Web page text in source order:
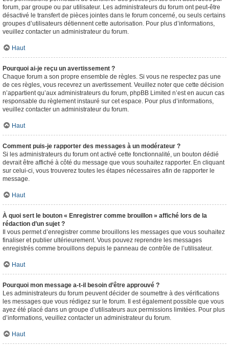
forum, par groupe ou par utilisateur. Les administrateurs du forum ont peut-être
désactivé le transfert de pièces jointes dans le forum concerné, ou seuls certains
groupes d’utilisateurs détiennent cette autorisation. Pour plus d’informations,
veuillez contacter un administrateur du forum.
Haut
Pourquoi ai-je reçu un avertissement ?
Chaque forum a son propre ensemble de règles. Si vous ne respectez pas une
de ces règles, vous recevrez un avertissement. Veuillez noter que cette décision
n’appartient qu’aux administrateurs du forum, phpBB Limited n’est en aucun cas
responsable du règlement instauré sur cet espace. Pour plus d’informations,
veuillez contacter un administrateur du forum.
Haut
Comment puis-je rapporter des messages à un modérateur ?
Si les administrateurs du forum ont activé cette fonctionnalité, un bouton dédié
devrait être affiché à côté du message que vous souhaitez rapporter. En cliquant
sur celui-ci, vous trouverez toutes les étapes nécessaires afin de rapporter le
message.
Haut
À quoi sert le bouton « Enregistrer comme brouillon » affiché lors de la
rédaction d’un sujet ?
Il vous permet d’enregistrer comme brouillons les messages que vous souhaitez
finaliser et publier ultérieurement. Vous pouvez reprendre les messages
enregistrés comme brouillons depuis le panneau de contrôle de l’utilisateur.
Haut
Pourquoi mon message a-t-il besoin d’être approuvé ?
Les administrateurs du forum peuvent décider de soumettre à des vérifications
les messages que vous rédigez sur le forum. Il est également possible que vous
ayez été placé dans un groupe d’utilisateurs aux permissions limitées. Pour plus
d’informations, veuillez contacter un administrateur du forum.
Haut